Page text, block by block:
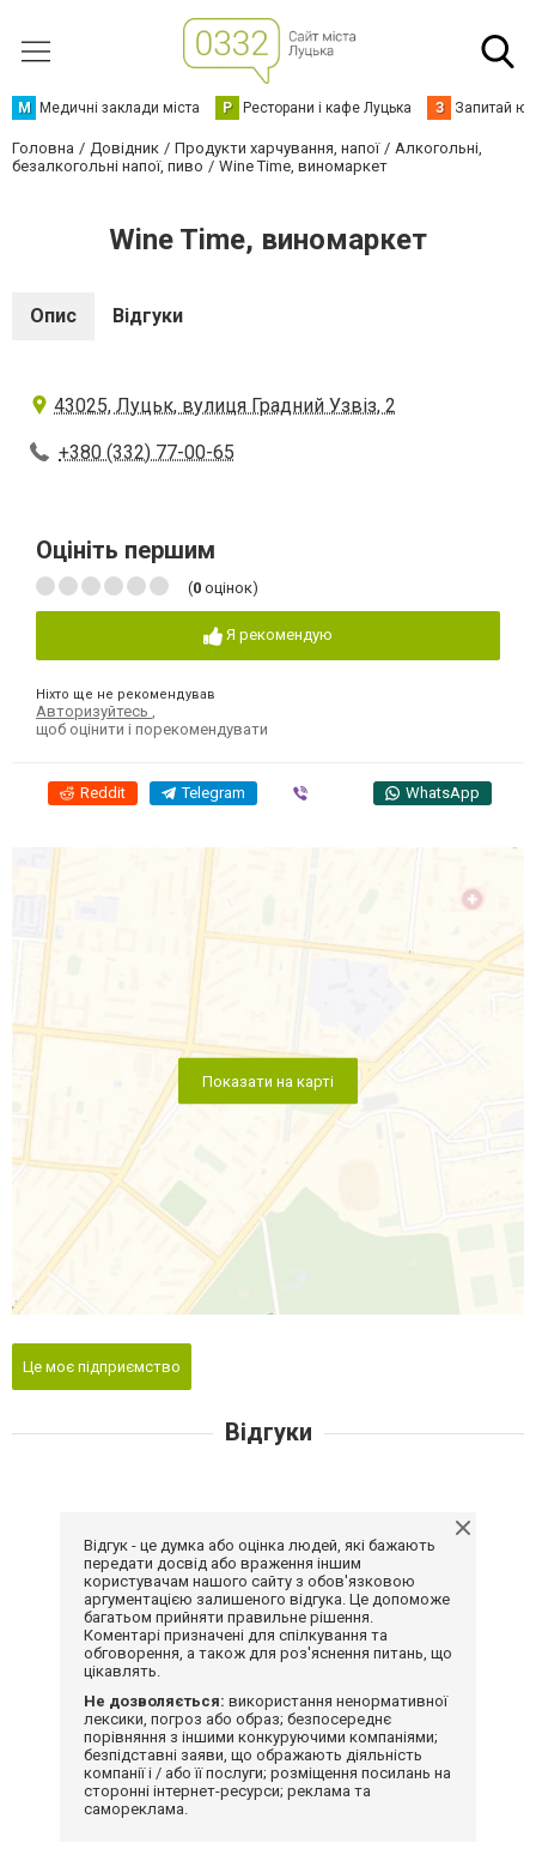
М Медичні заклади міста Р Ресторани і кафе Луцька З Запитай
Головна Довідник Продукти харчування, напої
Алкогольні,
безалкогольні напої, пиво
Wine Time, виномаркет
Wine Time, виномаркет
Опис Відгуки
43025, Луцьк, вулиця Градний Узвіз, 2
+380 (332) 77-00-65
Оцініть першим
(0 оцінок)
Я рекомендую
Ніхто ще не рекомендував
Авторизуйтесь
щоб оцінити і порекомендувати
Reddit Telegram WhatsApp
Показати на карті
Це моє підприємство
Відгуки
Відгук - це думка або оцінка людей, які бажають
передати досвід або враження іншим
користувачам нашого сайту з обов'язковою
аргументацією залишеного відгука. Це допоможе
багатьом прийняти правильне рішення.
Коментарі призначені для спілкування та
обговорення, а також для роз'яснення питань, що
цікавлять.
Не дозволяється: використання ненормативної
лексики, погроз або образ; безпосереднє
порівняння з іншими конкуруючими компаніями;
безпідставні заяви, що ображають діяльність
компанії і / або її послуги; розміщення посилань на
сторонні інтернет-ресурси; реклама та
самореклама.